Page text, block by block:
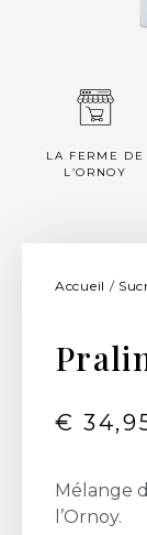
LA FERME DE
L’ORNOY
Accueil /
€
Mélange
l’Ornoy.